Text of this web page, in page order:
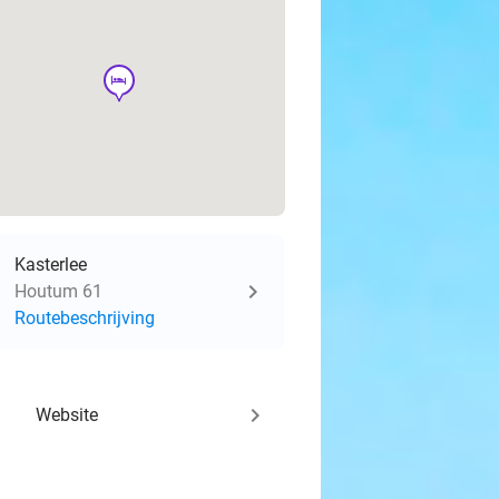
hotel
Kasterlee
Houtum 61
Routebeschrijving
Website keyboard_arrow_right